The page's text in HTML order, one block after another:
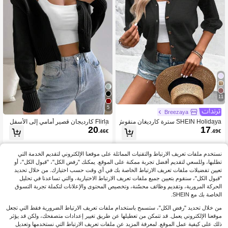
11
Breezaya
SHEIN Holidaya سترة كارديغان منقوش
ة بأكمام قصيرة خفيفة الوزن لقضاء العط
17.49€
5
Flirla كارديجان قصير أمامي إلى الأسفل
بأزرار صلبة، قمصان أكمام طويلة
20.46€
نستخدم ملفات تعريف الارتباط والتقنيات المماثلة على موقعنا الإلكتروني لتقديم الخدمة التي
تطلبها، وللسعي لتقديم أفضل تجربة ممكنة على الموقع. يمكنك "رفض الكل"، "قبول الكل"، أو
تعيين تفضيلات ملفات تعريف الارتباط الخاصة بك في أي وقت حسب اختيارك. من خلال تحديد
"قبول الكل"، سنقوم بتعيين جميع ملفات تعريف الارتباط الاختيارية، والتي تساعدنا في تحليل
الحركة المرورية، وتقديم وظائف محسّنة، وتخصيص المحتوى والإعلانات لتكملة تجربة التسوق
الخاصة بك مع SHEIN.
من خلال تحديد "رفض الكل"، ستسمح باستخدام ملفات تعريف الارتباط الضرورية فقط التي تجعل
موقعنا الإلكتروني يعمل. قد تتمكن من تعطيلها عن طريق تغيير إعدادات متصفحك، ولكن قد يؤثر
ذلك على كيفية عمل الموقع. لمعرفة المزيد عن ملفات تعريف الارتباط التي نستخدمها وتعديل